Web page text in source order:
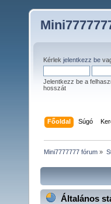
Kérlek jelentkezz be
Jelentkezz be a
hosszát
Főoldal Súgó
Mini7777777 fórum »
Általános